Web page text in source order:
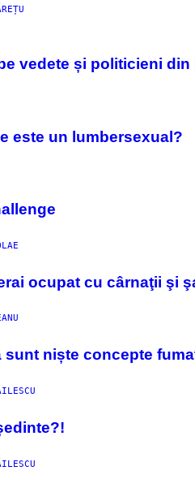
vedete și politicieni din
este un lumbersexual?
ocupat cu cârnaţii şi
sunt niște concepte